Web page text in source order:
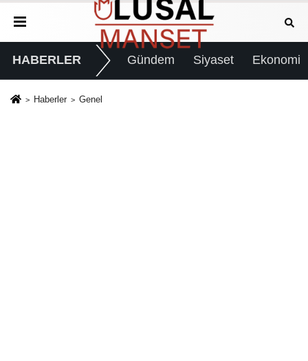
HABERLER Gündem Siyaset Ekonomi
Haberler Genel